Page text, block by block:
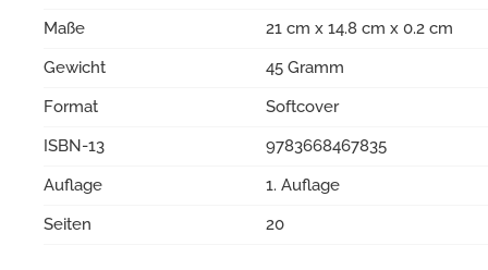
Maße
21 cm x 14.8 cm x 0.2 cm
Gewicht
45 Gramm
Format
Softcover
ISBN-13
9783668467835
Auflage
1. Auflage
Seiten
20